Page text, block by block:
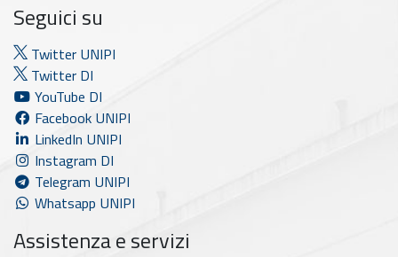
Seguici su
Twitter UNIPI
Twitter DI
YouTube DI
Facebook UNIPI
LinkedIn UNIPI
Instagram DI
Telegram UNIPI
Whatsapp UNIPI
Assistenza e servizi